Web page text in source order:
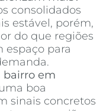
consolidados
estável, porém,
do que regiões
espaço para
bairro em
boa
sinais concretos